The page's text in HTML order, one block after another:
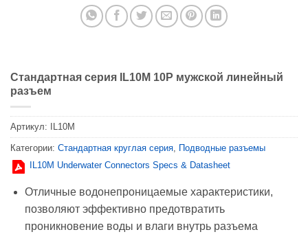
Стандартная серия IL10M 10P мужской линейный
разъем
Артикул: IL10M
Категории: Стандартная круглая серия Подводные разъемы
IL10M Underwater Connectors Specs & Datasheet
Отличные водонепроницаемые характеристики,
позволяют эффективно предотвратить
проникновение воды и влаги внутрь разъема